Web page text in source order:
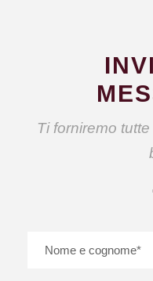
Ti forniremo